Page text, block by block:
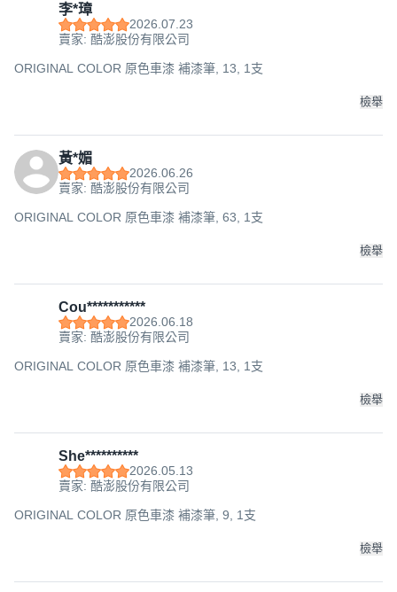
李*璋
2026.07.23
賣家: 酷澎股份有限公司
ORIGINAL COLOR 原色車漆 補漆筆, 13, 1支
檢舉
黃*媚
2026.06.26
賣家: 酷澎股份有限公司
ORIGINAL COLOR 原色車漆 補漆筆, 63, 1支
檢舉
Cou***********
2026.06.18
賣家: 酷澎股份有限公司
ORIGINAL COLOR 原色車漆 補漆筆, 13, 1支
檢舉
She**********
2026.05.13
賣家: 酷澎股份有限公司
ORIGINAL COLOR 原色車漆 補漆筆, 9, 1支
檢舉